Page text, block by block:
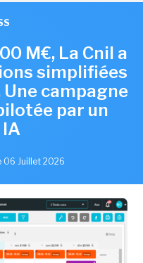
M€, La Cnil a
simplifiées
campagne
par un
06 Juillet 2026